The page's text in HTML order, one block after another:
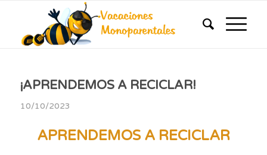
¡APRENDEMOS A RECICLAR!
10/10/2023
APRENDEMOS A RECICLAR